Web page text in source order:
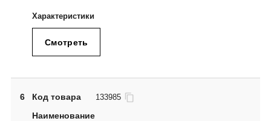
Смотреть
6 Код товара 133985